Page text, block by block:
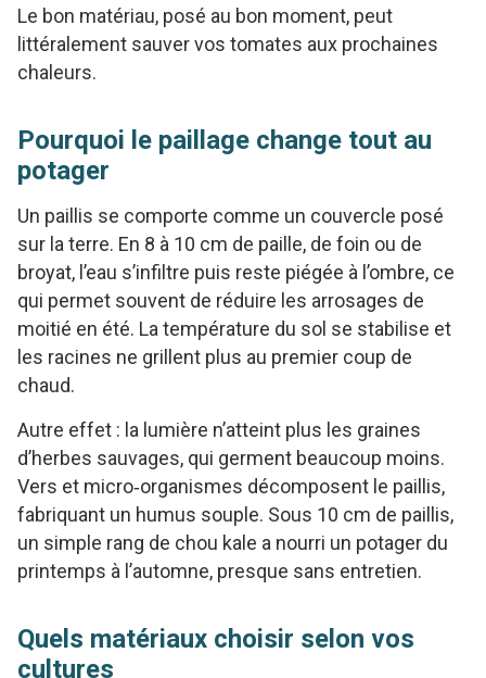
Le bon matériau, posé au bon moment, peut
littéralement sauver vos tomates aux prochaines
chaleurs.
Pourquoi le paillage change tout au
potager
Un paillis se comporte comme un couvercle posé
sur la terre. En 8 à 10 cm de paille, de foin ou de
broyat, l’eau s’infiltre puis reste piégée à l’ombre, ce
qui permet souvent de réduire les arrosages de
moitié en été. La température du sol se stabilise et
les racines ne grillent plus au premier coup de
chaud.
Autre effet : la lumière n’atteint plus les graines
d’herbes sauvages, qui germent beaucoup moins.
Vers et micro‑organismes décomposent le paillis,
fabriquant un humus souple. Sous 10 cm de paillis,
un simple rang de chou kale a nourri un potager du
printemps à l’automne, presque sans entretien.
Quels matériaux choisir selon vos
cultures